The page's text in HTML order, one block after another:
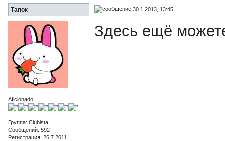
Тапок 30.1.2013, 13:45
Aficionado
Группа: Clubista
Сообщений: 592
Регистрация: 26.7.2011
Здесь ещё